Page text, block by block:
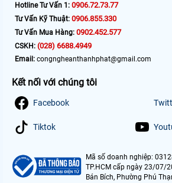
Hotline Tư Vấn 1: 0906.72.73.77
Tư Vấn Kỹ Thuật: 0906.855.330
Tư Vấn Mua Hàng: 0902.452.577
CSKH: (028) 6688.4949
Email: congngheanthanhphat@gmail.com
Kết nối với chúng tôi
Facebook
Tiktok
Mã số doanh nghiệp:
TP.HCM cấp ngày 23/07/
Bán Bích, Phường Phú